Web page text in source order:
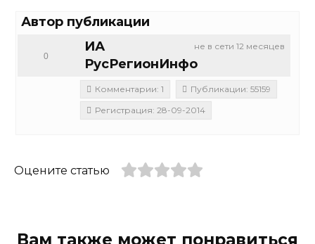
Автор публикации
не в сети 12 месяцев
ИА
РусРегионИнфо
0
Комментарии: 1
Публикации: 55159
Регистрация: 28-09-2014
Оцените статью
Вам также может понравиться